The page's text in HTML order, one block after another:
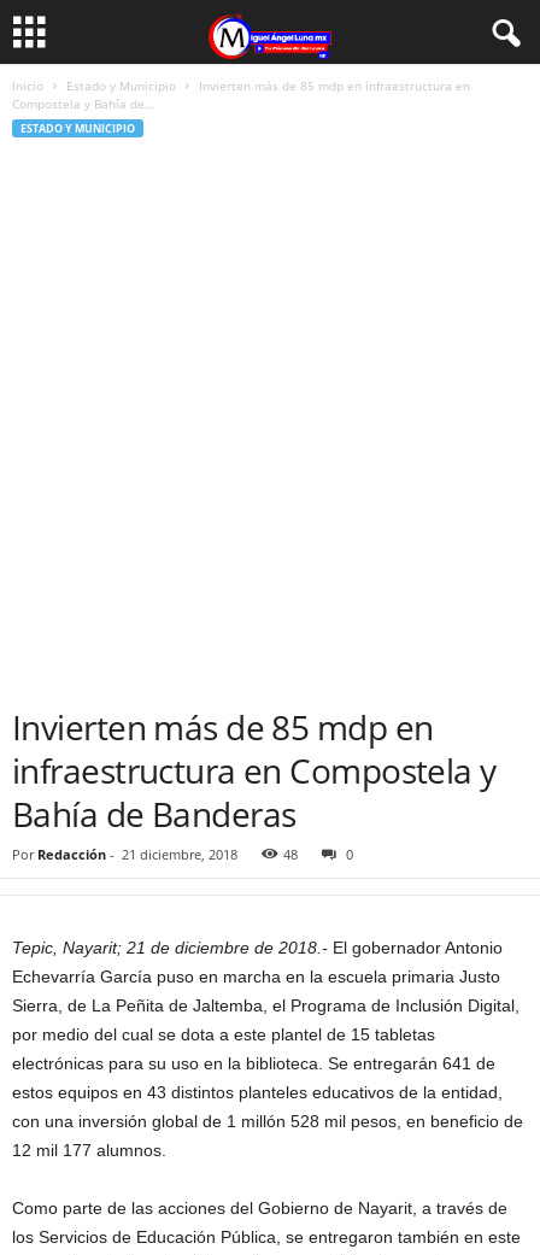
Inicio Estado y Municipio
Invierten más de 85 mdp en infraestructura en
Compostela y Bahía de...
ESTADO Y MUNICIPIO
Invierten más de 85 mdp en
infraestructura en Compostela y
Bahía de Banderas
Por Redacción - 21 diciembre, 2018 48 0
Tepic, Nayarit; 21 de diciembre de 2018.- El gobernador Antonio
Echevarría García puso en marcha en la escuela primaria Justo
Sierra, de La Peñita de Jaltemba, el Programa de Inclusión Digital,
por medio del cual se dota a este plantel de 15 tabletas
electrónicas para su uso en la biblioteca. Se entregarán 641 de
estos equipos en 43 distintos planteles educativos de la entidad,
con una inversión global de 1 millón 528 mil pesos, en beneficio de
12 mil 177 alumnos.
Como parte de las acciones del Gobierno de Nayarit, a través de
los Servicios de Educación Pública, se entregaron también en este